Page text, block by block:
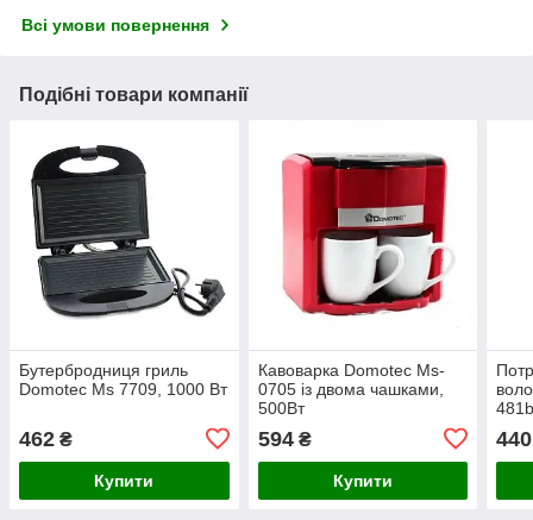
Всі умови повернення
Подібні товари компанії
Бутербродниця гриль
Domotec Ms 7709, 1000 Вт
462 ₴
Купити
Кавоварка Domotec Ms-
0705 із двома чашками,
500Вт
594₴
Купити
440